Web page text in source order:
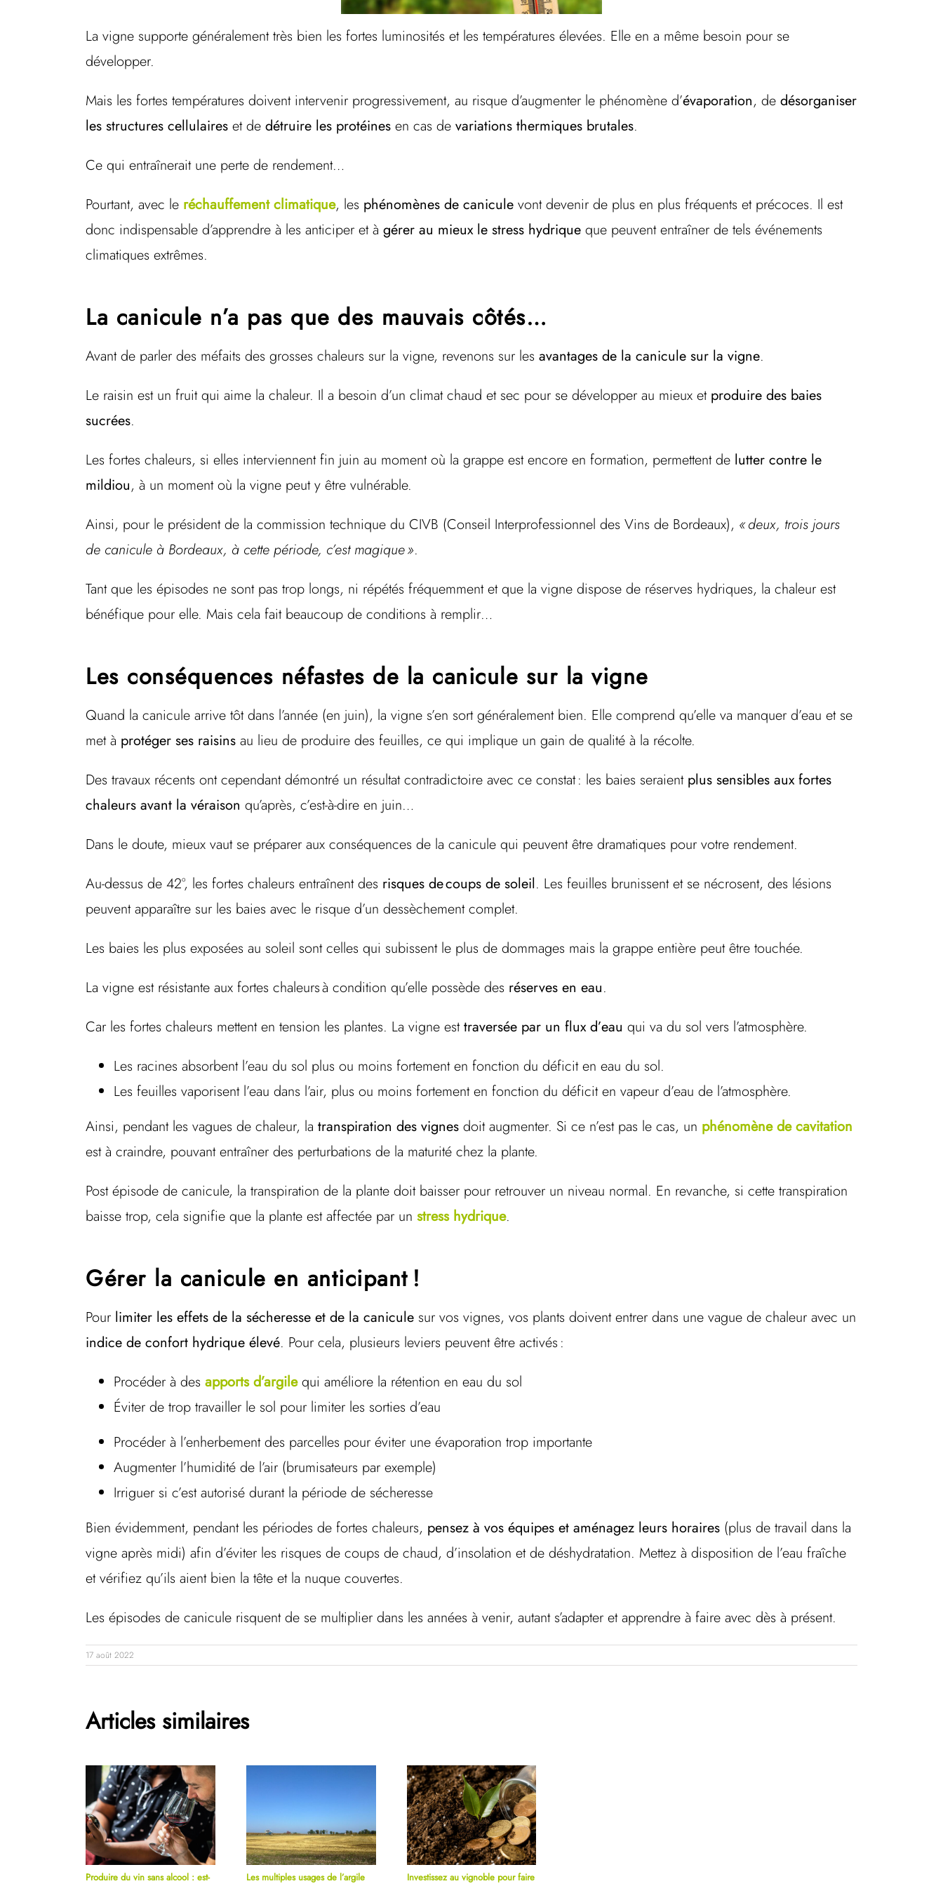
La vigne supporte généralement très bien les fortes luminosités et les températures élevées. Elle en a même besoin pour se
développer.
Mais les fortes températures doivent intervenir progressivement, au risque d’augmenter le phénomène d’évaporation, de désorganiser
les structures cellulaires et de détruire les protéines en cas de variations thermiques brutales.
Ce qui entraînerait une perte de rendement…
Pourtant, avec le réchauffement climatique, les phénomènes de canicule vont devenir de plus en plus fréquents et précoces. Il est
donc indispensable d’apprendre à les anticiper et à gérer au mieux le stress hydrique que peuvent entraîner de tels événements
climatiques extrêmes.
La canicule n’a pas que des mauvais côtés…
Avant de parler des méfaits des grosses chaleurs sur la vigne, revenons sur les avantages de la canicule sur la vigne.
Le raisin est un fruit qui aime la chaleur. Il a besoin d’un climat chaud et sec pour se développer au mieux et produire des baies
sucrées.
Les fortes chaleurs, si elles interviennent fin juin au moment où la grappe est encore en formation, permettent de lutter contre le
mildiou, à un moment où la vigne peut y être vulnérable.
Ainsi, pour le président de la commission technique du CIVB (Conseil Interprofessionnel des Vins de Bordeaux), « deux, trois jours
de canicule à Bordeaux, à cette période, c’est magique ».
Tant que les épisodes ne sont pas trop longs, ni répétés fréquemment et que la vigne dispose de réserves hydriques, la chaleur est
bénéfique pour elle. Mais cela fait beaucoup de conditions à remplir…
Les conséquences néfastes de la canicule sur la vigne
Quand la canicule arrive tôt dans l’année (en juin), la vigne s’en sort généralement bien. Elle comprend qu’elle va manquer d’eau et se
met à protéger ses raisins au lieu de produire des feuilles, ce qui implique un gain de qualité à la récolte.
Des travaux récents ont cependant démontré un résultat contradictoire avec ce constat : les baies seraient plus sensibles aux fortes
chaleurs avant la véraison qu’après, c’est-à-dire en juin…
Dans le doute, mieux vaut se préparer aux conséquences de la canicule qui peuvent être dramatiques pour votre rendement.
Au-dessus de 42°, les fortes chaleurs entraînent des risques de coups de soleil. Les feuilles brunissent et se nécrosent, des lésions
peuvent apparaître sur les baies avec le risque d’un dessèchement complet.
Les baies les plus exposées au soleil sont celles qui subissent le plus de dommages mais la grappe entière peut être touchée.
La vigne est résistante aux fortes chaleurs à condition qu’elle possède des réserves en eau.
Car les fortes chaleurs mettent en tension les plantes. La vigne esttraversée par un flux d’eau qui va du sol vers l’atmosphère.
Les racines absorbent l’eau du sol plus ou moins fortement en fonction du déficit en eau du sol.
Les feuilles vaporisent l’eau dans l’air, plus ou moins fortement en fonction du déficit en vapeur d’eau de l’atmosphère.
Ainsi, pendant les vagues de chaleur, la transpiration des vignes doit augmenter. Si ce n’est pas le cas, un phénomène de cavitation
est à craindre, pouvant entraîner des perturbations de la maturité chez la plante.
Post épisode de canicule, la transpiration de la plante doit baisser pour retrouver un niveau normal. En revanche, si cette transpiration
baisse trop, cela signifie que la plante est affectée par un stress hydrique.
Gérer la canicule en anticipant !
Pour limiter les effets de la sécheresse et de la canicule sur vos vignes, vos plants doivent entrer dans une vague de chaleur avec un
indice de confort hydrique élevé. Pour cela, plusieurs leviers peuvent être activés :
Procéder à des apports d’argilequi améliore la rétention en eau du sol
Éviter de trop travailler le sol pour limiter les sorties d’eau
Procéder à l’enherbement des parcelles pour éviter une évaporation trop importante
Augmenter l’humidité de l’air (brumisateurs par exemple)
Irriguer si c’est autorisé durant la période de sécheresse
Bien évidemment, pendant les périodes de fortes chaleurs, pensez à vos équipes et aménagez leurs horaires (plus de travail dans la
vigne après midi) afin d’éviter les risques de coups de chaud, d’insolation et de déshydratation. Mettez à disposition de l’eau fraîche
et vérifiez qu’ils aient bien la tête et la nuque couvertes.
Les épisodes de canicule risquent de se multiplier dans les années à venir, autant s’adapter et apprendre à faire avec dès à présent.
17 août 2022
Articles similaires
Produire du vin sans alcool : est-
Les multiples usages de l’argile
Investissez au vignoble pour faire